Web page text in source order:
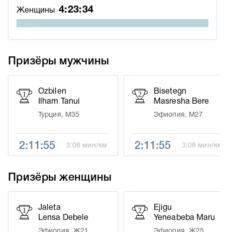
Женщины 4:23:34
Призёры мужчины
1
Ozbilen
Ilham Tanui
Турция, М35
2:11:55 3:08 мин/км
2
Bisetegn
Masresha Bere
Эфиопия, М27
2:11:55 3:08 мин/км
Призёры женщины
1
Jaleta
Lensa Debele
2
Ejigu
Yeneabeba Maru